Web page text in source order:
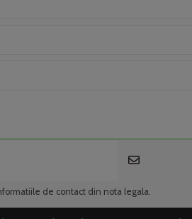
de contact din nota legala.